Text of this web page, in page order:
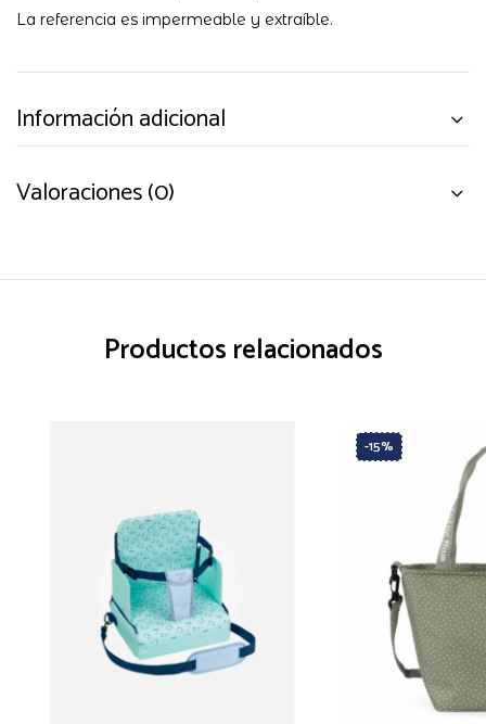
La referencia es impermeable y extraíble.
Información adicional
Valoraciones (0)
Productos relacionados
-15%